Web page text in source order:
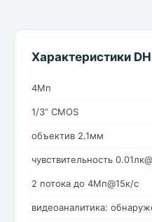
Характеристики
4Мп
1/3” CMOS
объектив 2.1мм
чувствительность
2 потока до 4Мп@15к/с
видеоаналитика: